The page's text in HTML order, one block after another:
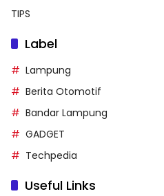
TIPS
Label
Lampung
Berita Otomotif
Bandar Lampung
GADGET
Techpedia
Useful Links